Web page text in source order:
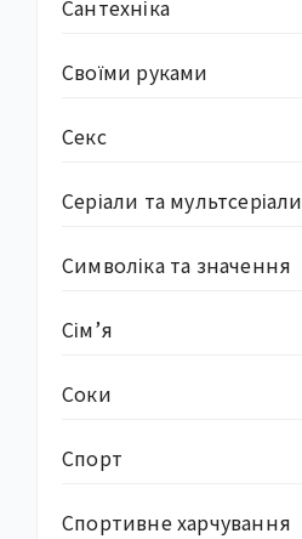
Сантехніка
Своїми руками
Секс
Серіали та мультсеріали
Символіка та значення
Сім’я
Соки
Спорт
Спортивне харчування